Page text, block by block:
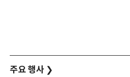
주요 행사 ❯